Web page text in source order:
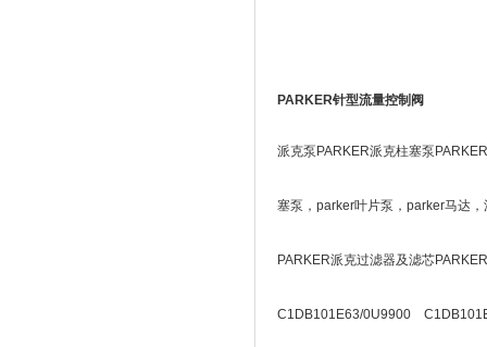
PARKER针型流量控制阀
派克泵PARKER派克柱塞泵
塞泵，parker叶片泵，parker马达
PARKER派克过滤器及滤芯
C1DB101E63/0U9900